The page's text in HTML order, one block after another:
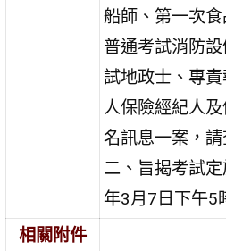
船師、第一次
普通考試消防
試地政士、專
人保險經紀人
名訊息一案，請
二、旨揭考試
年3月7日下午5
相關附件